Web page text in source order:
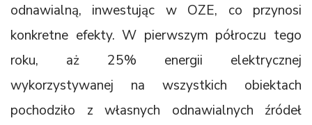
odnawialną, inwestując w OZE, co przynosi
konkretne efekty. W pierwszym półroczu tego
roku, aż 25% energii elektrycznej
wykorzystywanej na wszystkich obiektach
pochodziło z własnych odnawialnych źródeł